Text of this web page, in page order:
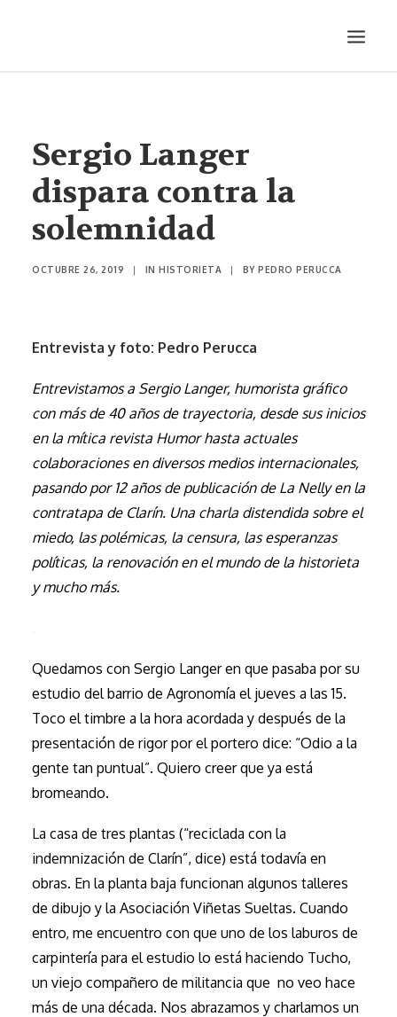
AUDIOVISUALES
ENTREVISTAS
HISTORIETA
MÚSICA
SYNCO
Sergio Langer
dispara contra la
solemnidad
OCTUBRE 26, 2019 | IN HISTORIETA | BY PEDRO PERUCCA
Entrevista y foto: Pedro Perucca
Entrevistamos a Sergio Langer, humorista gráfico
con más de 40 años de trayectoria, desde sus inicios
en la mítica revista Humor hasta actuales
colaboraciones en diversos medios internacionales,
pasando por 12 años de publicación de La Nelly en la
contratapa de Clarín. Una charla distendida sobre el
miedo, las polémicas, la censura, las esperanzas
políticas, la renovación en el mundo de la historieta
y mucho más.
Quedamos con Sergio Langer en que pasaba por su
estudio del barrio de Agronomía el jueves a las 15.
Toco el timbre a la hora acordada y después de la
presentación de rigor por el portero dice: “Odio a la
gente tan puntual”. Quiero creer que ya está
bromeando.
La casa de tres plantas (“reciclada con la
indemnización de Clarín”, dice) está todavía en
obras. En la planta baja funcionan algunos talleres
de dibujo y la Asociación Viñetas Sueltas. Cuando
entro, me encuentro con que uno de los laburos de
carpintería para el estudio lo está haciendo Tucho,
un viejo compañero de militancia que no veo hace
más de una década. Nos abrazamos y charlamos un